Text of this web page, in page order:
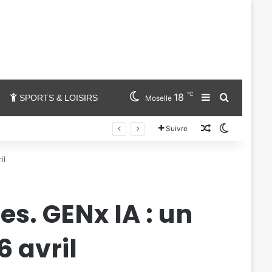
SPORTS & LOISIRS Moselle 18℃ SidebarChercher
Suivre Un article au
GENx IA : un
avril